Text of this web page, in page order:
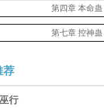
第四章 本命蛊
第七章 控神蛊
荐
行